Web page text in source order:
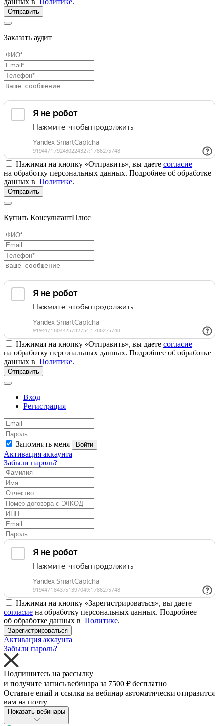
Отправить
Заказать аудит
Нажимая на кнопку «Отправить», вы даете согласие
на обработку персональных данных. Подробнее об обработке
данных в Политике.
Отправить
Купить КонсультантПлюс
Нажимая на кнопку «Отправить», вы даете согласие
на обработку персональных данных. Подробнее об обработке
данных в Политике.
Отправить
Вход
Регистрация
Запомнить меня Войти
Активация аккаунта
Забыли пароль?
Нажимая на кнопку «Зарегистрироваться», вы даете
согласие на обработку персональных данных. Подробнее
об обработке данных в Политике.
Зарегистрироваться
Активация аккаунта
Забыли пароль?
Подпишитесь на рассылку
и получите запись вебинара за 7500 ₽ бесплатно
Оставьте email и ссылка на вебинар автоматически отправится
вам на почту
Показать вебинары